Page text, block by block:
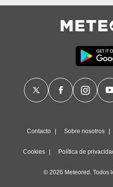
Contacto Sobre nosotros
Cookies Política de
© 2026 Meteored. Todos